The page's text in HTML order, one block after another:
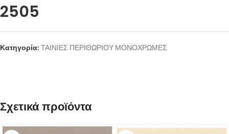
2505
Κατηγορία: ΤΑΙΝΙΕΣ ΠΕΡΙΘΩΡΙΟΥ ΜΟΝΟΧΡΩΜΕΣ
Σχετικά προϊόντα